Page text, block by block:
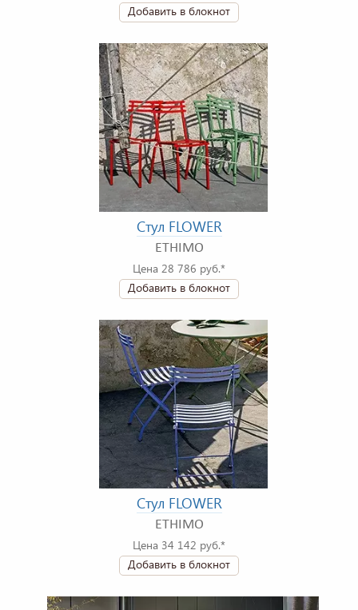
Добавить в блокнот
Стул FLOWER
ETHIMO
Цена 28 786 руб.*
Добавить в блокнот
Стул FLOWER
ETHIMO
Цена 34 142 руб.*
Добавить в блокнот